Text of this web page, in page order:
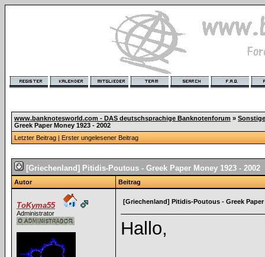
www.banknotesworld.com - DAS deutschsprachige Banknotenforum »
Greek Paper Money 1923 - 2002
Letzter Beitrag | Erster ungelesener Beitrag
[Griechenland] Pitidis-Poutous - Greek Paper Money 1923 - 2002
Autor Beitrag
ToKyma55
Administrator
[Griechenland] Pitidis-Poutous - Greek Paper
Hallo,